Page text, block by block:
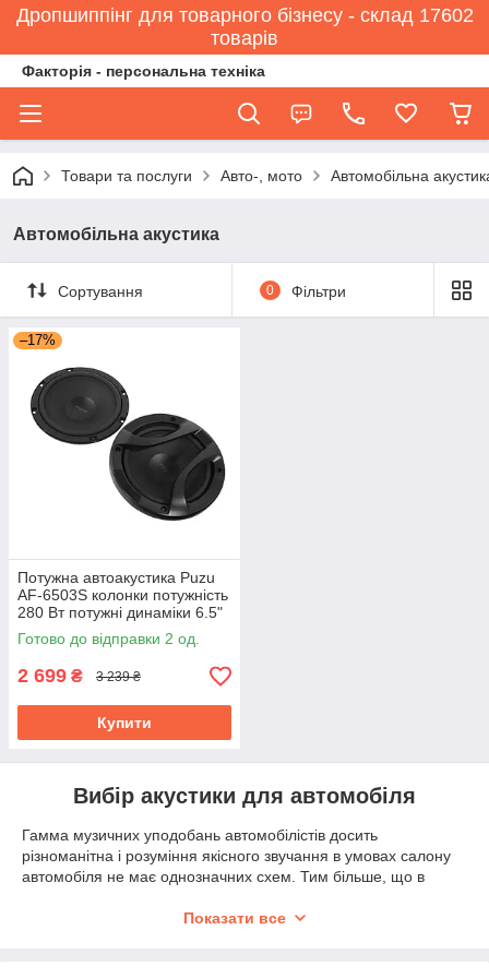
Дропшиппінг для товарного бізнесу - склад 17602
товарів
Факторія - персональна техніка
Товари та послуги Авто-, мото Автомобільна
Автомобільна акустика
Сортування 0 Фільтри
–17%
Потужна автоакустика Puzu
AF-6503S колонки потужність
280 Вт потужні динаміки 6.5"
(16.5 см)
Готово до відправки 2 од.
2 699 ₴ 3 239 ₴
Купити
Вибір акустики для автомобіля
Гамма музичних уподобань автомобілістів досить
різноманітна і розуміння якісного звучання в умовах салону
автомобіля не має однозначних схем. Тим більше, що в
важливо, щоб настрій підтримувала гучна і виразна
Показати все